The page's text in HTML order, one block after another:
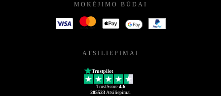
MOKĖJIMO BŪDAI
ATSILIEPIMAI
Trustpilot
TrustScore 4.6
205523 Atsiliepimai